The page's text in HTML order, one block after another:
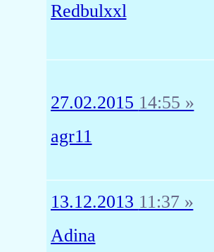
Redbulxxl
27.02.2015 14:55 »
agr11
13.12.2013 11:37 »
Adina